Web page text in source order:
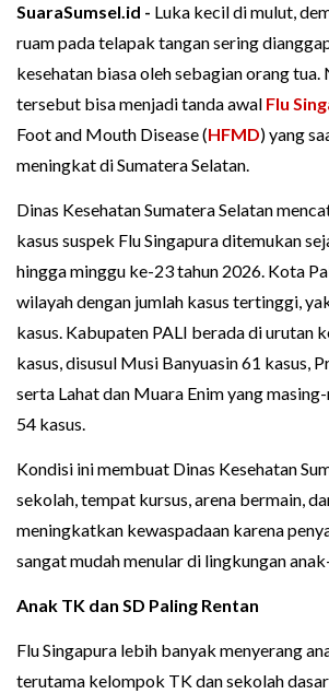
SuaraSumsel.id - Luka kecil di mulut,
ruam pada telapak tangan sering
kesehatan biasa oleh sebagian orang tua.
tersebut bisa menjadi tanda awal Flu
Foot and Mouth Disease (HFMD) yang
meningkat di Sumatera Selatan.
Dinas Kesehatan Sumatera Selatan
kasus suspek Flu Singapura ditemukan
hingga minggu ke-23 tahun 2026. Kota
wilayah dengan jumlah kasus tertinggi,
kasus. Kabupaten PALI berada di urutan
kasus, disusul Musi Banyuasin 61 kasus,
serta Lahat dan Muara Enim yang
54 kasus.
Kondisi ini membuat Dinas Kesehatan
sekolah, tempat kursus, arena bermain,
meningkatkan kewaspadaan karena
sangat mudah menular di lingkungan
Anak TK dan SD Paling Rentan
Flu Singapura lebih banyak menyerang
terutama kelompok TK dan sekolah